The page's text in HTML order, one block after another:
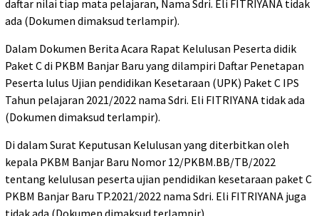
daftar nilai tiap mata pelajaran, Nama Sdri. Eli FITRIYANA tidak
ada (Dokumen dimaksud terlampir).
Dalam Dokumen Berita Acara Rapat Kelulusan Peserta didik
Paket C di PKBM Banjar Baru yang dilampiri Daftar Penetapan
Peserta lulus Ujian pendidikan Kesetaraan (UPK) Paket C IPS
Tahun pelajaran 2021/2022 nama Sdri. Eli FITRIYANA tidak ada
(Dokumen dimaksud terlampir).
Di dalam Surat Keputusan Kelulusan yang diterbitkan oleh
kepala PKBM Banjar Baru Nomor 12/PKBM.BB/TB/2022
tentang kelulusan peserta ujian pendidikan kesetaraan paket C
PKBM Banjar Baru TP.2021/2022 nama Sdri. Eli FITRIYANA juga